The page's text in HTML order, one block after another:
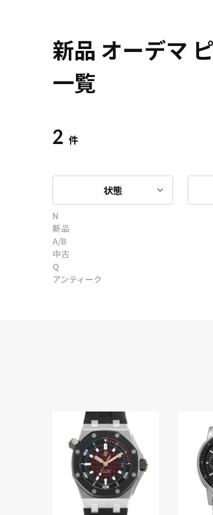
新品 オーデマ
一覧
2 件
状態
N
新品
A/B
中古
Q
アンティーク